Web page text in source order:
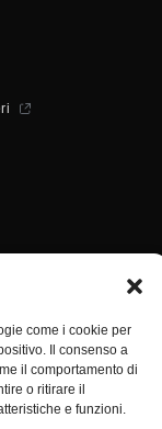
come i cookie per
Il consenso a
il comportamento di
o ritirare il
e funzioni.